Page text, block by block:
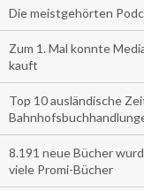
Die meistgehörten
Zum 1. Mal konnte
kauft
Top 10 ausländische
8.191 neue Bücher
viele Promi-Bücher